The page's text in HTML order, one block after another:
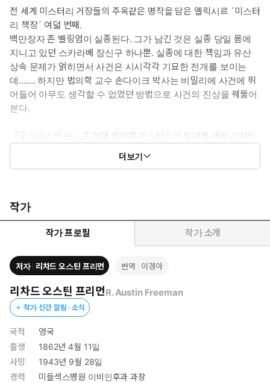
전 세계 미스터리 거장들의 주옥같은 명작을 담은 엘릭시르 ´미스터
리 책장´ 여덟 번째.
백만장자 존 벨링엄이 실종된다. 그가 남긴 것은 실종 당일 몸에
지니고 있던 스카라베 장신구 하나뿐. 실종에 대한 책임과 유산
상속 문제가 얽히면서 사건은 시시각각 기묘한 전개를 보이는
데……. 하지만 법의학 교수 손다이크 박사는 비밀리에 사건에 뛰
어들어 아무도 생각할 수 없었던 방법으로 사건의 진상을 꿰뚫어
본다.
『오시리스의 눈』은 현대 법의학 미스터리의 토대를 세운 리처드
오스틴 프리먼의 최고 대표작으로, 하드보일드의 거장 레이먼드 챈
들러, 밀실 수수께끼의 대가 존 딕슨 카, 미학 탐정 파일로 밴스로 대
최초의 법의학자 탐정 손다이크는 작중에서 주어지는 증거를 활용
하여 백만장자의 기이한 실종 사건을 화려하게 풀어 헤친다.
더보기
작가
작가 프로필 작가 소개
저자 리차드 오스틴 프리먼 번역 이경아
리차드 오스틴 프리먼R. Austin Freeman
작가 신간 알림 · 소식
국적
영국
출생
1862년 4월 11일
사망
1943년 9월 28일
경력
미들섹스병원 이비인후과 과장